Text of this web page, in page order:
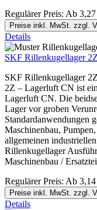
Regulärer Preis: Ab
Preise inkl. MwSt. zzgl.
Details
SKF Rillenkugellager
SKF Rillenkugellager
2Z – Lagerluft CN ist
Lagerluft CN. Die
Lager vor groben
Standardanwendungen
Maschinenbau,
allgemeinen
Rillenkugellager
Maschinenbau /
Regulärer Preis: Ab
Preise inkl. MwSt. zzgl.
Details